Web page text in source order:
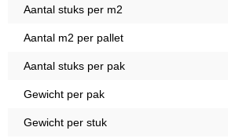
Aantal stuks per m2
Aantal m2 per pallet
Aantal stuks per pak
Gewicht per pak
Gewicht per stuk